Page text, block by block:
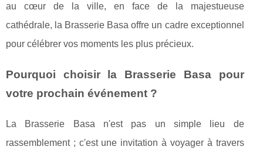
au cœur de la ville, en face de la majestueuse
cathédrale, la Brasserie Basa offre un cadre exceptionnel
pour célébrer vos moments les plus précieux.
Pourquoi choisir la Brasserie Basa pour
votre prochain événement ?
La Brasserie Basa n'est pas un simple lieu de
rassemblement ; c'est une invitation à voyager à travers